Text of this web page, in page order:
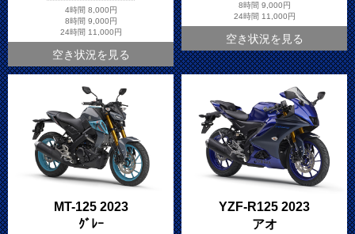
4時間 8,000円
8時間 9,000円
24時間 11,000円
空き状況を見る
8時間 9,000円
24時間 11,000円
空き状況を見る
MT-125 2023
ｸﾞﾚｰ
YZF-R125 2023
アオ